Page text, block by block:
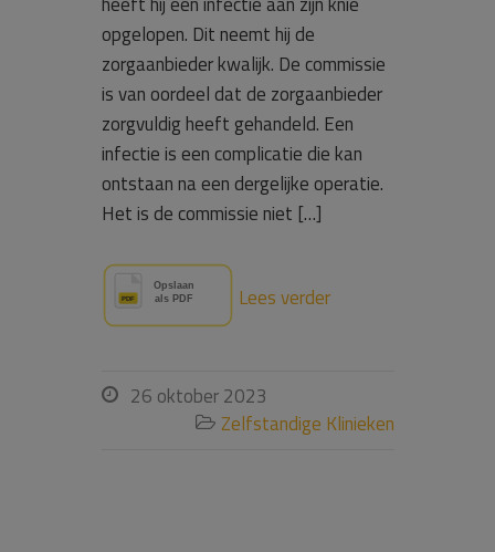
opgelopen. Dit neemt hij de
zorgaanbieder kwalijk. De commissie
is van oordeel dat de zorgaanbieder
zorgvuldig heeft gehandeld. Een
infectie is een complicatie die kan
ontstaan na een dergelijke operatie.
Het is de commissie niet […]
Lees verder
 26 oktober 2023
 Zelfstandige Klinieken